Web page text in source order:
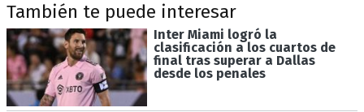
También te puede interesar
Inter Miami logró la
clasificación a los cuartos de
final tras superar a Dallas
desde los penales